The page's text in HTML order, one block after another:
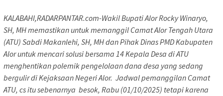
KALABAHI,RADARPANTAR.com-Wakil Bupati Alor Rocky Winaryo,
SH, MH memastikan untuk memanggil Camat Alor Tengah Utara
(ATU) Sabdi Makanlehi, SH, MH dan Pihak Dinas PMD Kabupaten
Alor untuk mencari solusi bersama 14 Kepala Desa di ATU
menghentikan polemik pengelolaan dana desa yang sedang
bergulir di Kejaksaan Negeri Alor. Jadwal pemanggilan Camat
ATU, cs itu sebenarnya besok, Rabu (01/10/2025) tetapi karena